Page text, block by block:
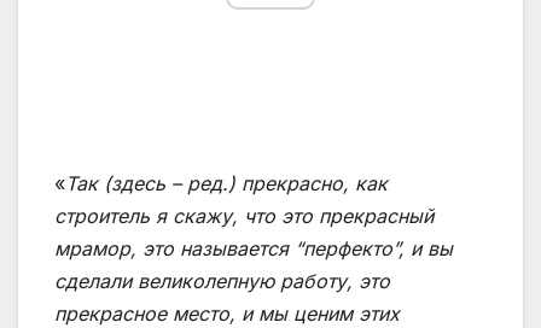
«Так (здесь – ред.) прекрасно, как
строитель я скажу, что это прекрасный
мрамор, это называется “перфекто”, и вы
сделали великолепную работу, это
прекрасное место, и мы ценим этих